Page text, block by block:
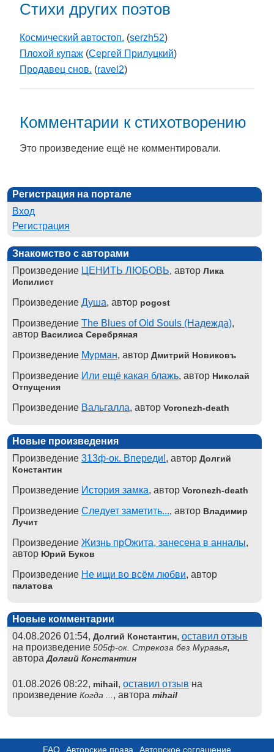
Стихи других поэтов
Космический автостоп. (serzh52)
Плохой купаж (Сергей Прилуцкий)
Продавец снов. (ravel2)
Комментарии к стихотворению
Это произведение ещё не комментировали.
Регистрация на портале
Вход
Регистрация
Знакомство с авторами
Произведение ЦЕНИТЬ ЛЮБОВЬ, автор Лика
Испилист
Произведение Душа, автор pogost
Произведение The Blues of Old Souls (Надежда),
автор Василиса Серебряная
Произведение Мурман, автор Дмитрий Новиковъ
Произведение Или ещё какая блажь, автор Николай
Отпущения
Произведение Вальгалла, автор Voronezh-death
Новые произведения
Произведение 313ф-ок. Впереди!, автор Долгий
Константин
Произведение История замка, автор Voronezh-death
Произведение Следует заметить..., автор Владимир
Лучит
Произведение Жизнь прОжита, занесена в анналы,
автор Юрий Буков
Произведение Не ищи во всём любви, автор
палатова
Новые комментарии
04.08.2026 01:54, Долгий Константин, оставил отзыв
на произведение 505ф-ок. Стрекоза без Муравья,
автораДолгий Константин
01.08.2026 08:22, mihail, оставил отзыв на
произведение Когда ... , автора mihail
FAQ Авторские права Авторское соглашение